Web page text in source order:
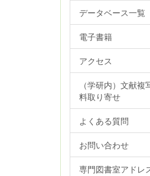
データベース一覧
電子書籍
アクセス
（学研内）文献複
料取り寄せ
よくある質問
お問い合わせ
専門図書室アドレ